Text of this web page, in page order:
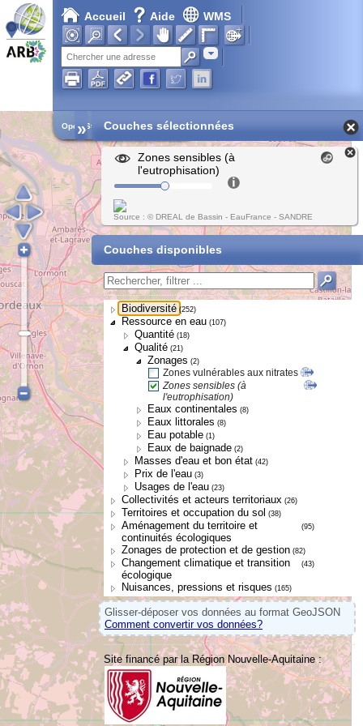
Accueil Aide WMS
Adresse
Open Street Map
» Couches sélectionnées
Zones sensibles (à
l'eutrophisation)
Source : © DREAL de Bassin - EauFrance - SANDRE
Couches disponibles
Biodiversité (252)
Ressource en eau (107)
Quantité (18)
Qualité (21)
Zonages (2)
Zones vulnérables aux nitrates
Zones sensibles (à
l'eutrophisation)
Eaux continentales (8)
Eaux littorales (8)
Eau potable (1)
Eaux de baignade (2)
Masses d'eau et bon état (42)
Prix de l'eau (3)
Usages de l'eau (23)
Collectivités et acteurs territoriaux (26)
Territoires et occupation du sol (38)
Aménagement du territoire et
continuités écologiques
(95)
Zonages de protection et de gestion (82)
Changement climatique et transition
écologique
(43)
Nuisances, pressions et risques (165)
Glisser-déposer vos données au format GeoJSON
Comment convertir vos données?
Site financé par la Région Nouvelle-Aquitaine :